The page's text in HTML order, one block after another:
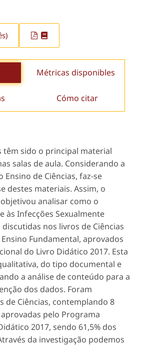
Métricas disponibles
Cómo citar
têm sido o principal material
salas de aula. Considerando a
Ensino de Ciências, faz-se
destes materiais. Assim, o
analisar como o
às Infecções Sexualmente
nos livros de Ciências
Fundamental, aprovados
do Livro Didático 2017. Esta
do tipo documental e
a análise de conteúdo para a
dos dados. Foram
de Ciências, contemplando 8
pelo Programa
2017, sendo 61,5% dos
da investigação podemos